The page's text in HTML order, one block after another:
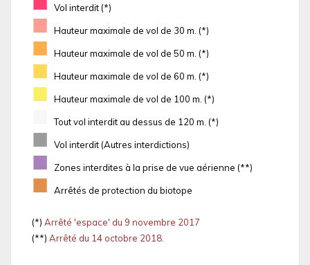
Vol interdit (*)
■ Hauteur maximale de vol de 30 m. (*)
■ Hauteur maximale de vol de 50 m. (*)
■ Hauteur maximale de vol de 60 m. (*)
■ Hauteur maximale de vol de 100 m. (*)
Tout vol interdit au dessus de 120 m. (*)
■ Vol interdit (Autres interdictions)
■ Zones interdites à la prise de vue aérienne (**)
■ Arrêtés de protection du biotope
(*) Arrêté 'espace' du 9 novembre 2017
(**) Arrêté du 14 octobre 2018.